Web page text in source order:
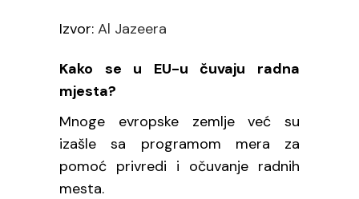
Izvor: Al Jazeera
Kako se u EU-u čuvaju radna
mjesta?
Mnoge evropske zemlje već su
izašle sa programom mera za
pomoć privredi i očuvanje radnih
mesta.